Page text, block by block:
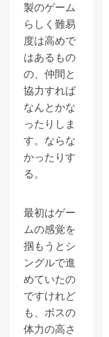
製のゲーム
らしく難易
度は高めで
はあるもの
の、仲間と
協力すれば
なんとかな
ったりしま
す。ならな
かったりす
る。
最初はゲー
ムの感覚を
掴もうとシ
ングルで進
めていたの
ですけれど
も、ボスの
体力の高さ